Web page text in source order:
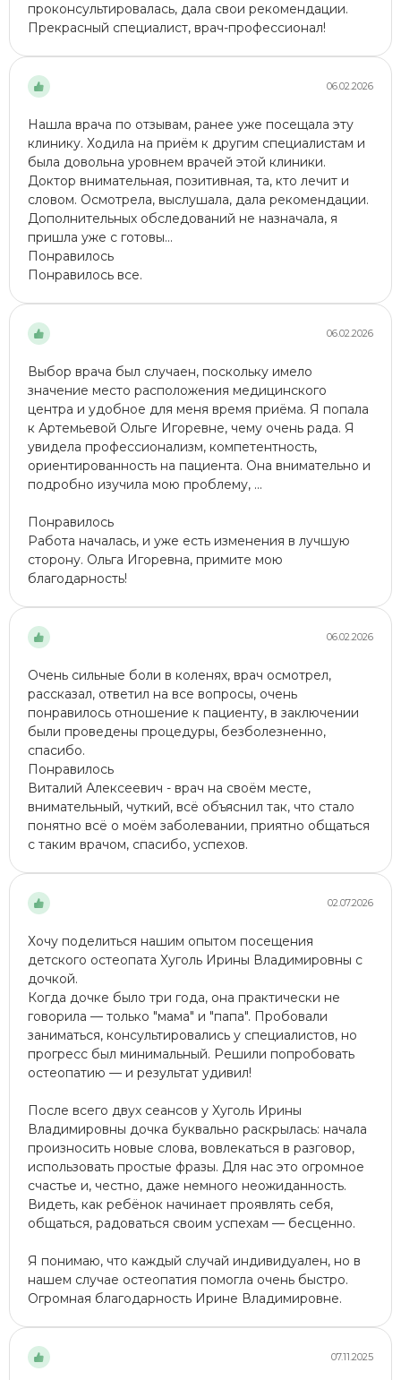
проконсультировалась, дала свои рекомендации.
Прекрасный специалист, врач-профессионал!
06.02.2026
Нашла врача по отзывам, ранее уже посещала эту
клинику. Ходила на приём к другим специалистам и
была довольна уровнем врачей этой клиники.
Доктор внимательная, позитивная, та, кто лечит и
словом. Осмотрела, выслушала, дала рекомендации.
Дополнительных обследований не назначала, я
пришла уже с готовы...
Понравилось
Понравилось все.
06.02.2026
Выбор врача был случаен, поскольку имело
значение место расположения медицинского
центра и удобное для меня время приёма. Я попала
к Артемьевой Ольге Игоревне, чему очень рада. Я
увидела профессионализм, компетентность,
ориентированность на пациента. Она внимательно и
подробно изучила мою проблему, ...
Понравилось
Работа началась, и уже есть изменения в лучшую
сторону. Ольга Игоревна, примите мою
благодарность!
06.02.2026
Очень сильные боли в коленях, врач осмотрел,
рассказал, ответил на все вопросы, очень
понравилось отношение к пациенту, в заключении
были проведены процедуры, безболезненно,
спасибо.
Понравилось
Виталий Алексеевич - врач на своём месте,
внимательный, чуткий, всё объяснил так, что стало
понятно всё о моём заболевании, приятно общаться
с таким врачом, спасибо, успехов.
02.07.2026
Хочу поделиться нашим опытом посещения
детского остеопата Хуголь Ирины Владимировны с
дочкой.
Когда дочке было три года, она практически не
говорила — только "мама" и "папа". Пробовали
заниматься, консультировались у специалистов, но
прогресс был минимальный. Решили попробовать
остеопатию — и результат удивил!
После всего двух сеансов у Хуголь Ирины
Владимировны дочка буквально раскрылась: начала
произносить новые слова, вовлекаться в разговор,
использовать простые фразы. Для нас это огромное
счастье и, честно, даже немного неожиданность.
Видеть, как ребёнок начинает проявлять себя,
общаться, радоваться своим успехам — бесценно.
Я понимаю, что каждый случай индивидуален, но в
нашем случае остеопатия помогла очень быстро.
Огромная благодарность Ирине Владимировне.
07.11.2025